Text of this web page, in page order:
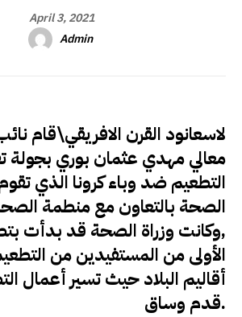
April 3, 2021
Admin
لاسعانود القرن الافريقي\قام
معالي مهدي عثمان بوري بجولة
التطعيم ضد وباء كرونا الذي
الصحة بالتعاون مع منطمة
,وكانت وزراة الصحة قد بدأت
الأولى من المستفيدين من
أقاليم البلاد حيث تسير أعمال
قدم وساق.